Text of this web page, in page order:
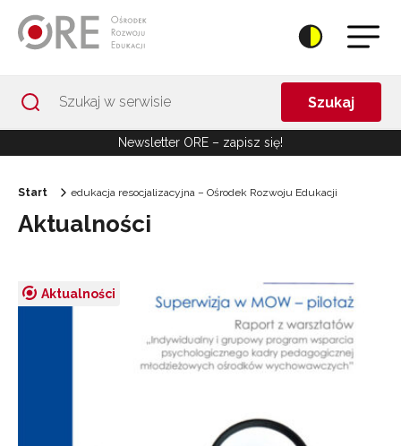
Szukaj
Newsletter ORE – zapisz się!
Start edukacja resocjalizacyjna – Ośrodek Rozwoju Edukacji
Aktualności
Aktualności